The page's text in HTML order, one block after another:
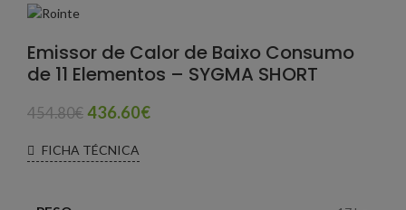
Emissor de Calor de Baixo Consumo
de 11 Elementos – SYGMA SHORT
454.80€ 436.60€
FICHA TÉCNICA